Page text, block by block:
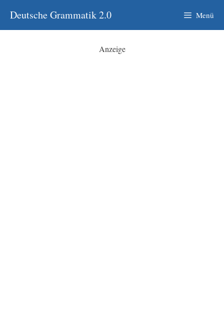
Inhalt
springen
Deutsche Grammatik 2.0 Menü
Anzeige